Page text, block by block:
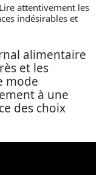
attentivement les
indésirables et
alimentaire
et les
mode
à une
des choix